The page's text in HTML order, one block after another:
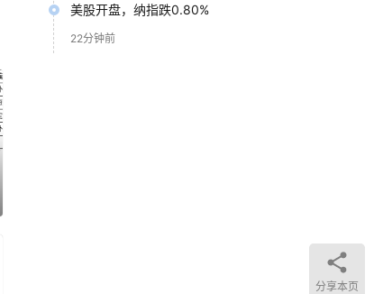
美股开盘，纳指跌0.80%
22分钟前
分享本页